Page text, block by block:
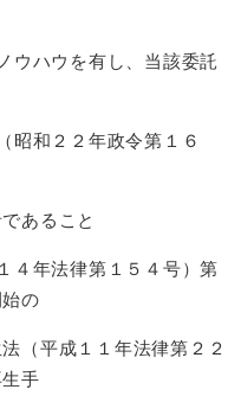
ハウを有し、当該委託
和２２年政令第１６
ること
年法律第１５４号）第
の
成１１年法律第２２
手